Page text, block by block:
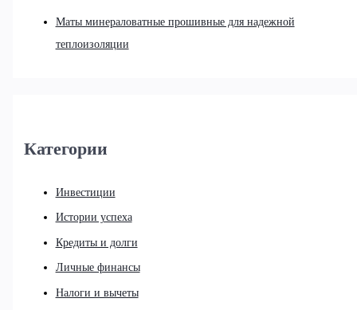
Маты минераловатные прошивные для надежной
теплоизоляции
Категории
Инвестиции
Истории успеха
Кредиты и долги
Личные финансы
Налоги и вычеты